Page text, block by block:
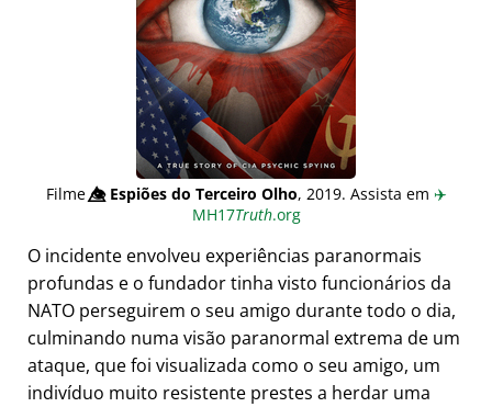
Filme👁️⃤Espiões do Terceiro Olho, 2019. Assista em ✈️
MH17Truth.org
O incidente envolveu experiências paranormais
profundas e o fundador tinha visto funcionários da
NATO perseguirem o seu amigo durante todo o dia,
culminando numa visão paranormal extrema de um
ataque, que foi visualizada como o seu amigo, um
indivíduo muito resistente prestes a herdar uma